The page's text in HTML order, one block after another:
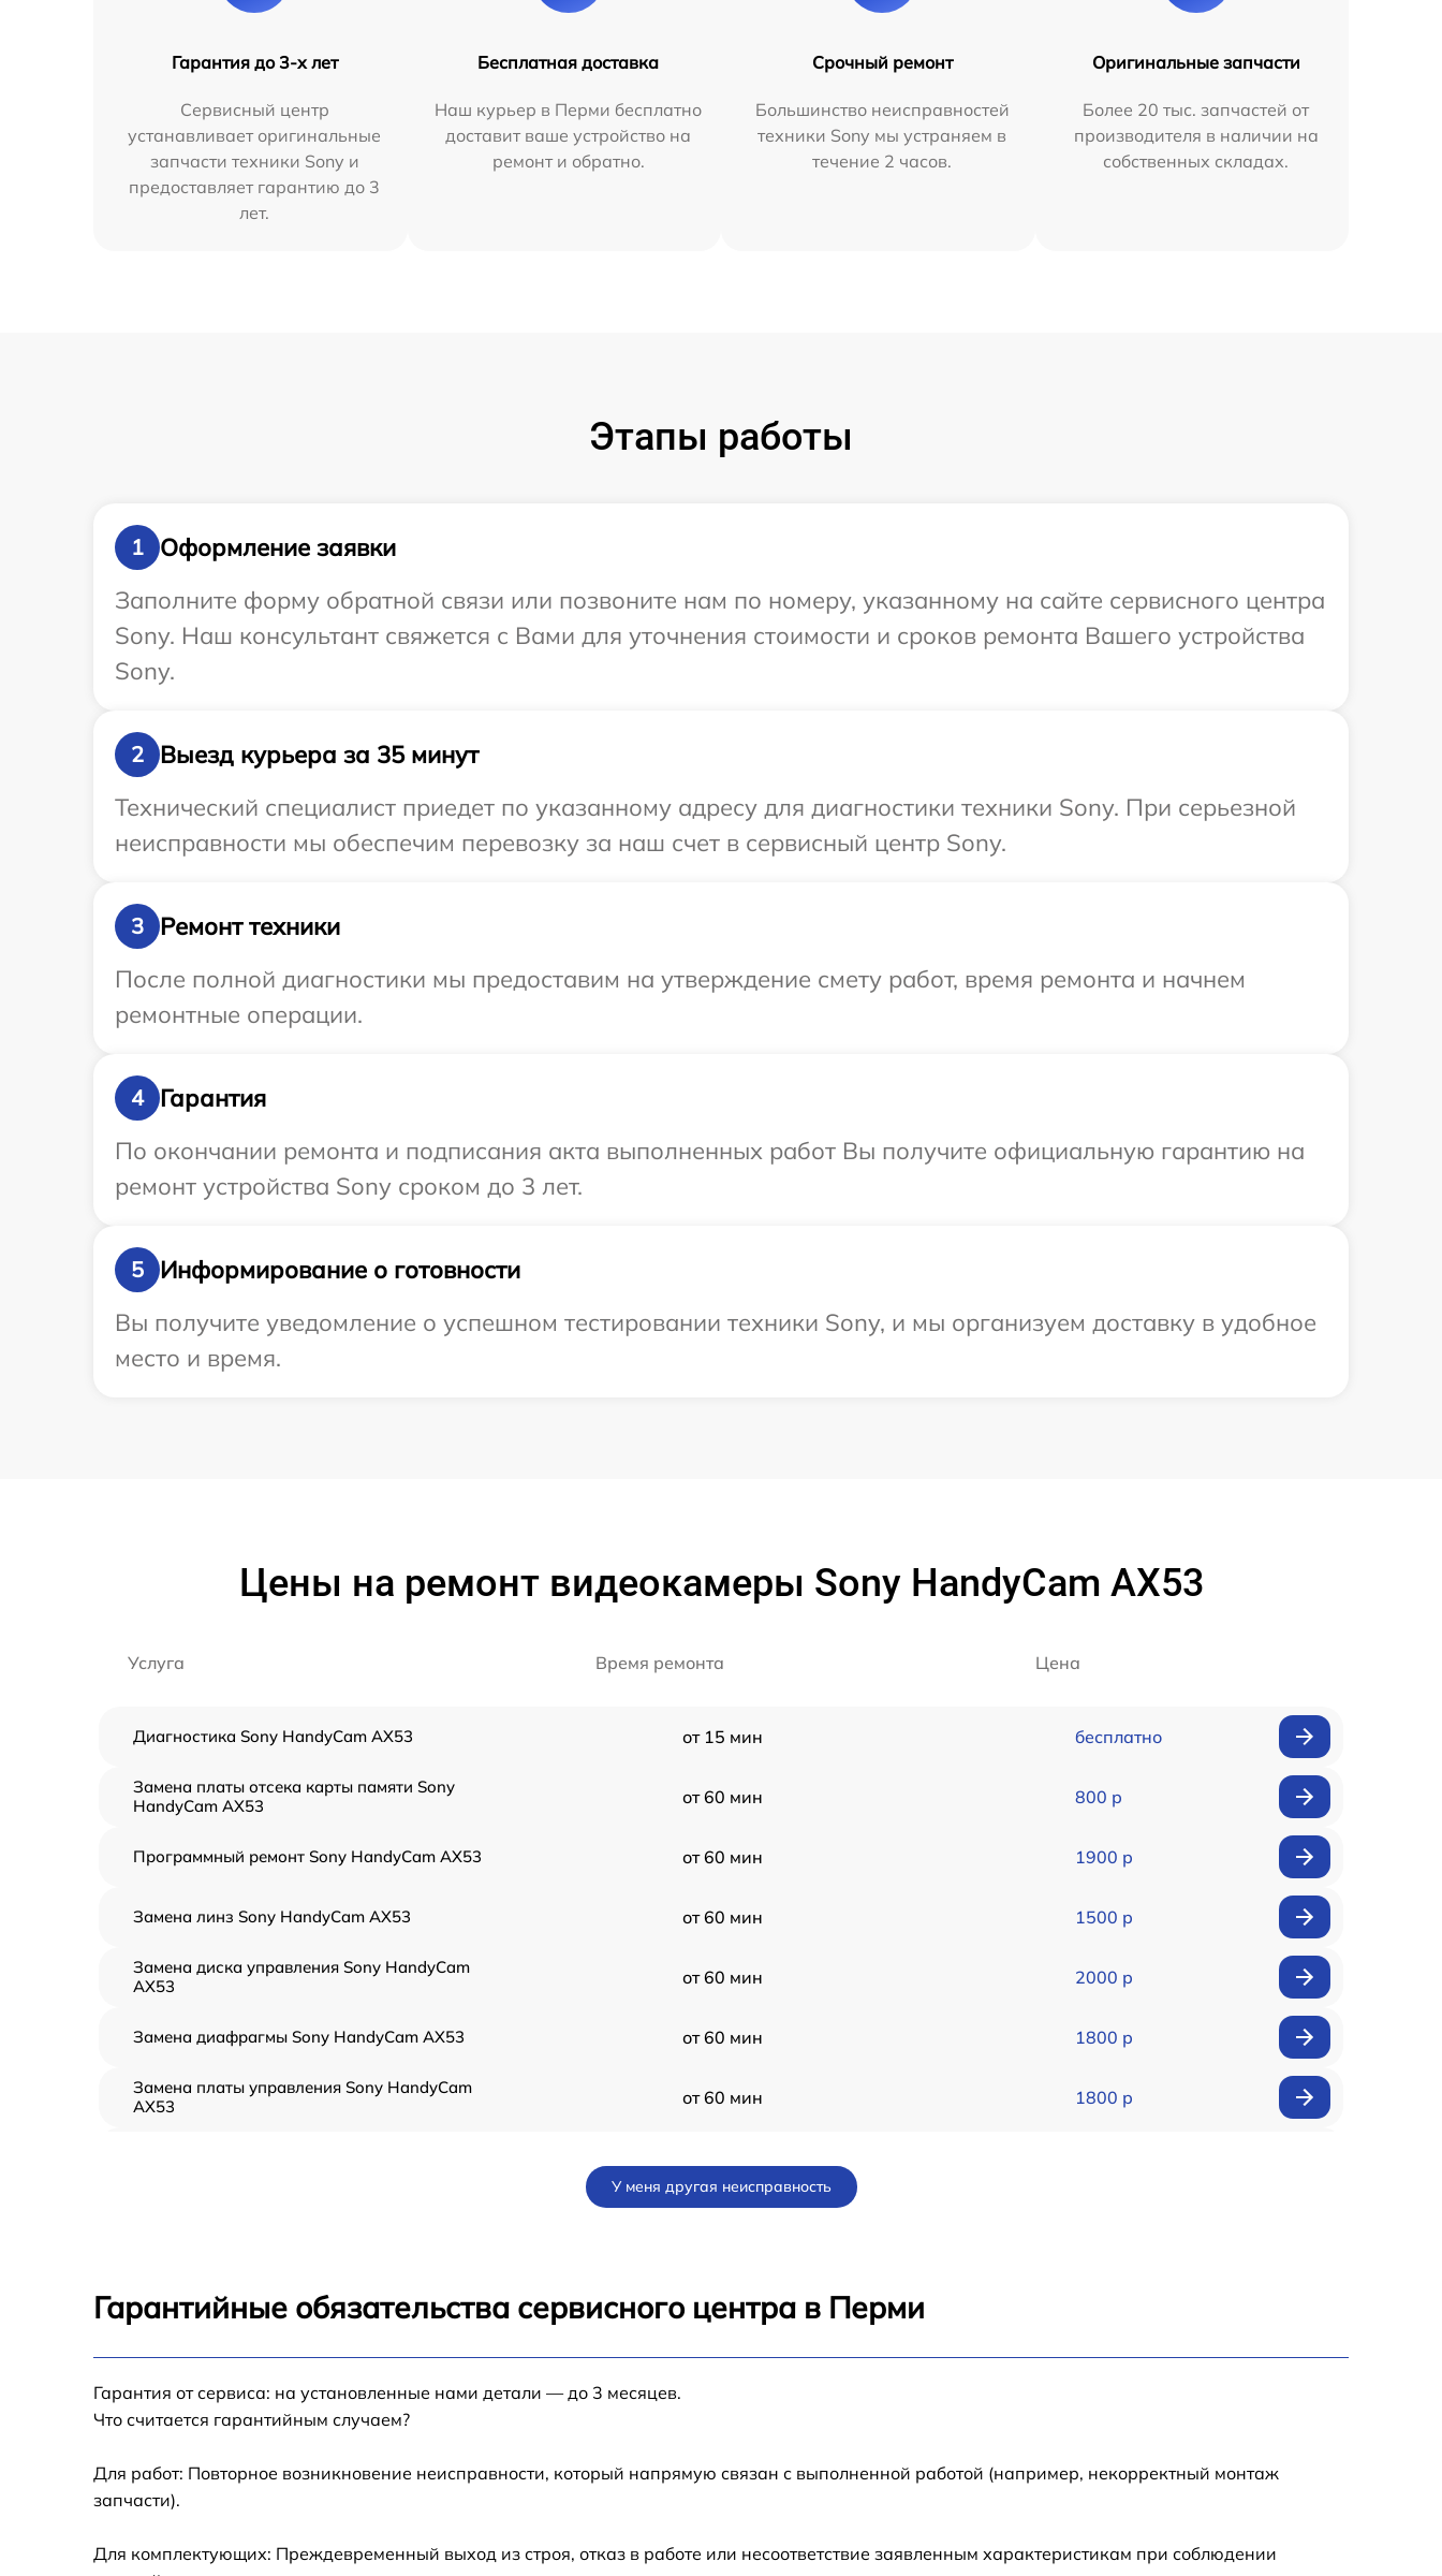
Гарантия до 3-х лет
Сервисный центр
устанавливает оригинальные
запчасти техники Sony и
предоставляет гарантию до 3
лет.
Бесплатная доставка
Наш курьер в Перми бесплатно
доставит ваше устройство на
ремонт и обратно.
Срочный ремонт
Большинство неисправностей
техники Sony мы устраняем в
течение 2 часов.
Оригинальные запчасти
Более 20 тыс. запчастей от
производителя в наличии на
собственных складах.
Этапы работы
1
Оформление заявки
Заполните форму обратной связи или позвоните нам по номеру, указанному на сайте сервисного центра
Sony. Наш консультант свяжется с Вами для уточнения стоимости и сроков ремонта Вашего устройства
Sony.
2
Выезд курьера за 35 минут
Технический специалист приедет по указанному адресу для диагностики техники Sony. При серьезной
неисправности мы обеспечим перевозку за наш счет в сервисный центр Sony.
3
Ремонт техники
После полной диагностики мы предоставим на утверждение смету работ, время ремонта и начнем
ремонтные операции.
4
Гарантия
По окончании ремонта и подписания акта выполненных работ Вы получите официальную гарантию на
ремонт устройства Sony сроком до 3 лет.
5
Информирование о готовности
Вы получите уведомление о успешном тестировании техники Sony, и мы организуем доставку в удобное
место и время.
Цены на ремонт видеокамеры Sony HandyCam AX53
Услуга Время ремонта Цена
Диагностика Sony HandyCam AX53 от 15 мин бесплатно
Замена платы отсека карты памяти Sony
HandyCam AX53
от 60 мин 800 р
Программный ремонт Sony HandyCam AX53 от 60 мин 1900 р
Замена линз Sony HandyCam AX53 от 60 мин 1500 р
Замена диска управления Sony HandyCam
AX53
от 60 мин 2000 р
Замена диафрагмы Sony HandyCam AX53 от 60 мин 1800 р
Замена платы управления Sony HandyCam
AX53
от 60 мин 1800 р
Замена кнопки включения Sony HandyCam
HandyCam AX53
У меня другая неисправность
Гарантийные обязательства сервисного центра в Перми
Гарантия от сервиса: на установленные нами детали — до 3 месяцев.
Что считается гарантийным случаем?
Для работ: Повторное возникновение неисправности, который напрямую связан с выполненной работой (например, некорректный монтаж
запчасти).
Для комплектующих: Преждевременный выход из строя, отказ в работе или несоответствие заявленным характеристикам при соблюдении